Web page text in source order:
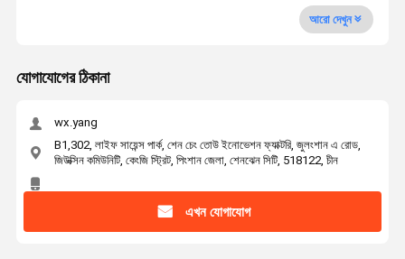
আরো দেখুন
যোগাযোগের ঠিকানা
wx.yang
B1,302, লাইফ সায়েন্স পার্ক, শেন চেং তোউ ইনোভেশন ফ্যাক্টরি, জুলংশান এ রোড,
জিউক্সিন কমিউনিটি, কেংজি স্ট্রিট, পিংশান জেলা, শেনঝেন সিটি, 518122, চীন
এখন যোগাযোগ